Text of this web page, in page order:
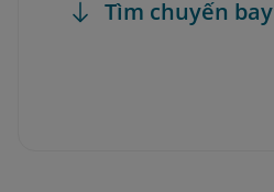
Tìm chuyến bay